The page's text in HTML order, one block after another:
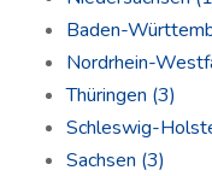
Baden-
Nordrhein-
Thüringen (3)
Schleswig-
Sachsen (3)